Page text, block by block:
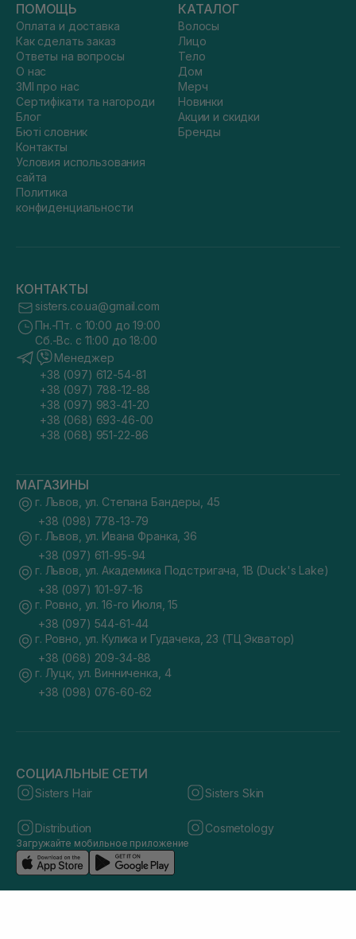
ПОМОЩЬ
Оплата и доставка
Как сделать заказ
Ответы на вопросы
О нас
ЗМІ про нас
Сертифікати та нагороди
Блог
Бюті словник
Контакты
Условия использования
сайта
Политика
конфиденциальности
КАТАЛОГ
Волосы
Лицо
Тело
Дом
Мерч
Новинки
Акции и скидки
Бренды
КОНТАКТЫ
sisters.co.ua@gmail.com
Пн.-Пт. с 10:00 до 19:00
Сб.-Вс. с 11:00 до 18:00
Менеджер
+38 (097) 612-54-81
+38 (097) 788-12-88
+38 (097) 983-41-20
+38 (068) 693-46-00
+38 (068) 951-22-86
МАГАЗИНЫ
г. Львов, ул. Степана Бандеры, 45
+38 (098) 778-13-79
г. Львов, ул. Ивана Франка, 36
+38 (097) 611-95-94
г. Львов, ул. Академика Подстригача, 1В (Duck's Lake)
+38 (097) 101-97-16
г. Ровно, ул. 16-го Июля, 15
+38 (097) 544-61-44
г. Ровно, ул. Кулика и Гудачека, 23 (ТЦ Экватор)
+38 (068) 209-34-88
г. Луцк, ул. Винниченка, 4
+38 (098) 076-60-62
СОЦИАЛЬНЫЕ СЕТИ
Sisters Hair Sisters Skin
Distribution Cosmetology
Загружайте мобильное приложение